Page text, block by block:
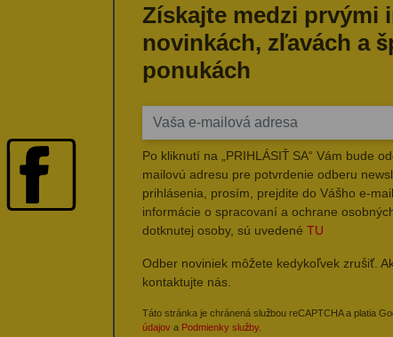
Získajte medzi prvými
novinkách, zľavách a
ponukách
Po kliknutí na „PRIHLÁSIŤ SA“ Vám bude
mailovú adresu pre potvrdenie odberu
prihlásenia, prosím, prejdite do Vášho e-
informácie o spracovaní a ochrane
dotknutej osoby, sú uvedené TU
Odber noviniek môžete kedykoľvek zrušiť.
kontaktujte nás.
Táto stránka je chránená službou reCAPTCHA a platia
údajov a Podmienky služby.